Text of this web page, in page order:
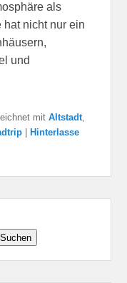
als
hat nicht nur ein
und
mit Altstadt,
Hinterlasse
Suchen